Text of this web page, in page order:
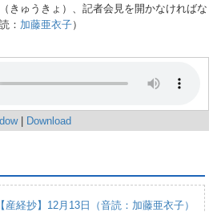
きゅうきょ）、記者会見を開かなければな
： 加藤亜衣子）
| Download
【産経抄】12月13日（音読：加藤亜衣子）